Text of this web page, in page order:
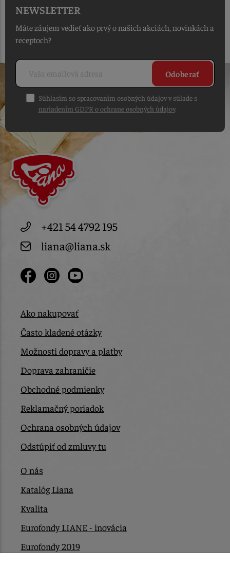
NEWSLETTER
Máte záujem vedieť ako prvý o našich akciách, novinkách a
receptoch?
Odoberať
Súhlasím so spracovaním osobných údajov v súlade s
nariadením GDPR o ochrane osobných údajov.
+421 54 4792 195
liana@liana.sk
Ako nakupovať
Často kladené otázky
Možnosti dopravy a platby
Doprava zahraničie
Obchodné podmienky
Reklamačný poriadok
Ochrana osobných údajov
Odstúpiť od zmluvy tu
O nás
Katalóg Liana
Kvalita
Eurofondy LIANE - inovácia
Eurofondy 2019